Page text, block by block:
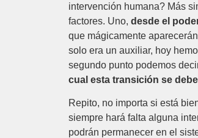
intervención humana? Más
factores. Uno, desde el
que mágicamente
solo era un auxiliar, hoy
segundo punto podemos
cual esta transición se
Repito, no importa si está
siempre hará falta alguna
podrán permanecer en el